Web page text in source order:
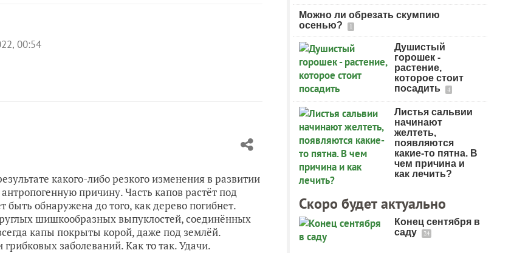
00:54
какого-либо резкого изменения в развитии
причину. Часть капов растёт под
обнаружена до того, как дерево погибнет.
шишкообразных выпуклостей, соединённых
капы покрыты корой, даже под землёй.
заболеваний. Как то так. Удачи.
Можно ли обрезать скумпию
осенью?
1
Душистый
горошек -
растение,
которое стоит
посадить
4
Листья сальвии
начинают
желтеть,
появляются
какие-то пятна. В
чем причина и
как лечить?
Скоро будет актуально
Конец сентября в
саду
24